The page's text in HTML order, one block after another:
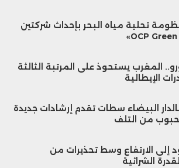
تحلية مياه البحر بإحداث شركتين
يورو.. المغرب يستحوذ على المرتبة الثالثة
الإيطالية
بالدار البيضاء سطات تقدم إرشادات جديدة
من التلف
إلى الارتفاع وسط تحذيرات من
الشرائية